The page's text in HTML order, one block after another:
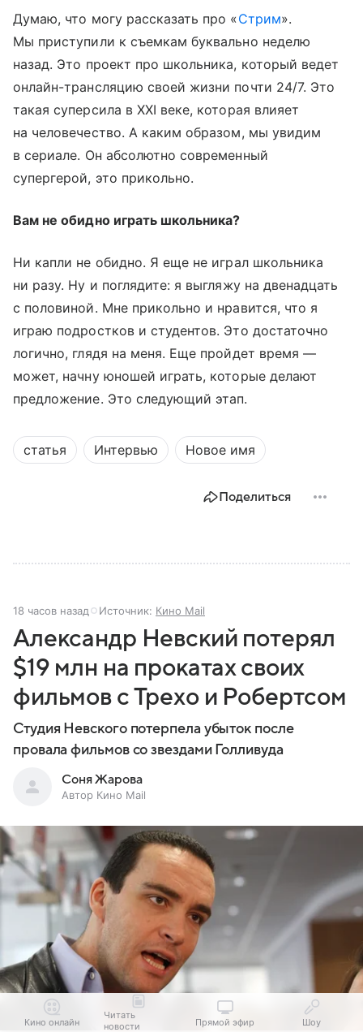
Думаю, что могу рассказать про «Стрим».
Мы приступили к съемкам буквально неделю
назад. Это проект про школьника, который ведет
онлайн-трансляцию своей жизни почти 24/7. Это
такая суперсила в XXI веке, которая влияет
на человечество. А каким образом, мы увидим
в сериале. Он абсолютно современный
супергерой, это прикольно.
Вам не обидно играть школьника?
Ни капли не обидно. Я еще не играл школьника
ни разу. Ну и поглядите: я выгляжу на двенадцать
с половиной. Мне прикольно и нравится, что я
играю подростков и студентов. Это достаточно
логично, глядя на меня. Еще пройдет время —
может, начну юношей играть, которые делают
предложение. Это следующий этап.
статья Интервью Новое имя
Поделиться
18 часов назад Источник: Кино Mail
Александр Невский потерял
$19 млн на прокатах своих
фильмов с Трехо и Робертсом
Студия Невского потерпела убыток после
провала фильмов со звездами Голливуда
Соня Жарова
Автор Кино Mail
Кино онлайн
Читать
новости
Прямой эфир Шоу